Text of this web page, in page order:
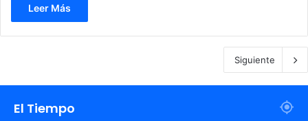
Leer Más
Siguiente
El Tiempo